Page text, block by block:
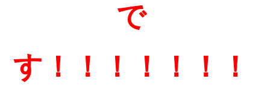
で
す！！！！！！！